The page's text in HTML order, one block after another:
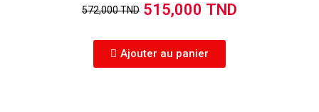
572,000 TND 515,000 TND
Ajouter au panier